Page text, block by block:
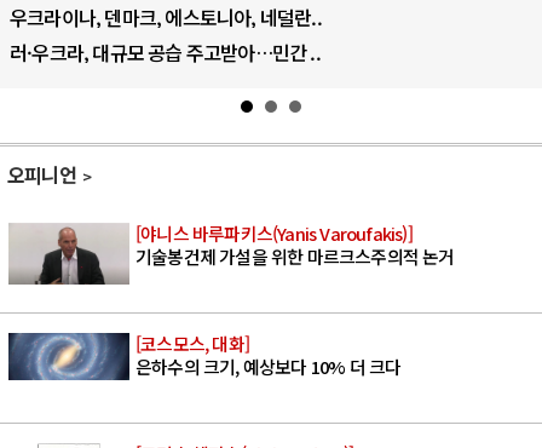
우크라이나, 덴마크, 에스토니아, 네덜란..
러·우크라, 대규모 공습 주고받아…민간 ..
오피니언
[야니스 바루파키스(Yanis Varoufakis)]
기술봉건제 가설을 위한 마르크스주의적 논거
[코스모스, 대화]
은하수의 크기, 예상보다 10% 더 크다